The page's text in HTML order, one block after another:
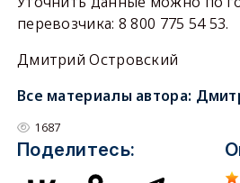
перевозчика: 8 800 775 54 53.
Дмитрий Островский
Все материалы автора:
1687
Поделитесь: